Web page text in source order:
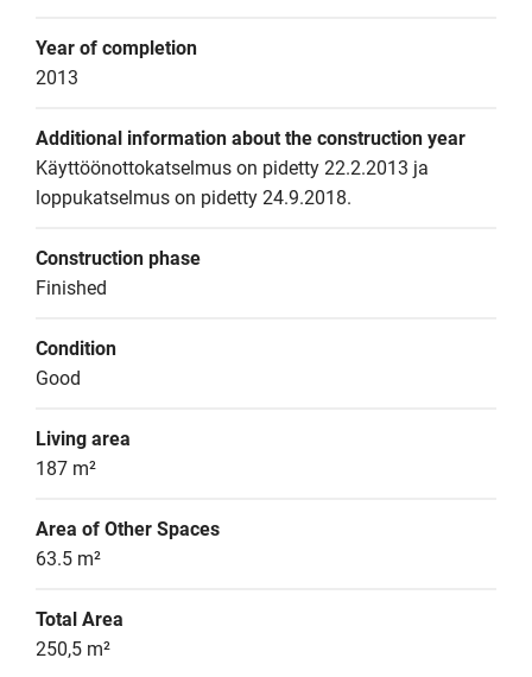
Year of completion
2013
Additional information about the construction year
Käyttöönottokatselmus on pidetty 22.2.2013 ja
loppukatselmus on pidetty 24.9.2018.
Construction phase
Finished
Condition
Good
Living area
187 m²
Area of Other Spaces
63.5 m²
Total Area
250,5 m²